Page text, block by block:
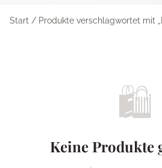
Start / Produkte verschlagwortet mit
🛍️
Keine Produkte